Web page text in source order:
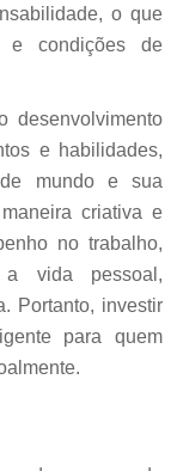
o que
e condições de
desenvolvimento
e habilidades,
mundo e sua
criativa e
no trabalho,
vida pessoal,
Portanto, investir
para quem